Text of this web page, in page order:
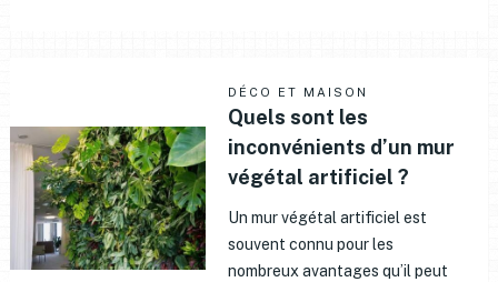
DÉCO ET MAISON
Quels sont les
inconvénients d’un mur
végétal artificiel ?
Un mur végétal artificiel est
souvent connu pour les
nombreux avantages qu’il peut